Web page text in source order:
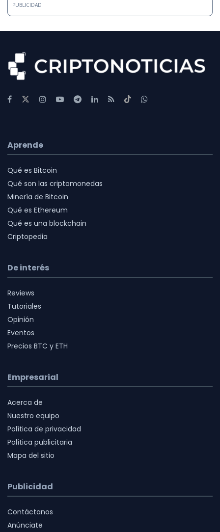
PUBLICIDAD
Aprende
Qué es Bitcoin
Qué son las criptomonedas
Minería de Bitcoin
Qué es Ethereum
Qué es una blockchain
Criptopedia
De interés
Reviews
Tutoriales
Opinión
Eventos
Precios BTC y ETH
Empresarial
Acerca de
Nuestro equipo
Política de privacidad
Política publicitaria
Mapa del sitio
Publicidad
Contáctanos
Anúnciate